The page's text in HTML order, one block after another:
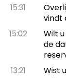
15:31
vindt
15:02
Wilt u
de
13:21
Wist